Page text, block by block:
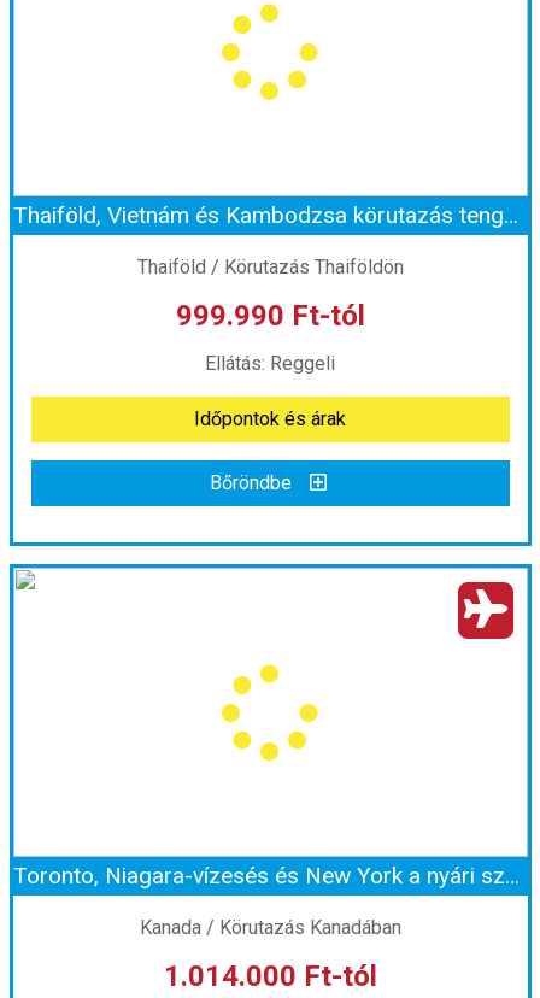
Körutazás Amerikában
Utazás módja:
Ellátás:
Reggeli
Szálláskategória:Program szerint
Szobatípus:
Időpont: 2026-09-06 | 9 éj
már 999.000 Ft-tól
Időpontok és árak
Bőröndbe
Thaiföld, Vietnám és Kambodzsa körutazás tengerparti pihenéssel
Thaiföld / Körutazás Thaiföldön
999.990 Ft-tól
Ellátás: Reggeli
Időpontok és árak
Bőröndbe
Thaiföld, Vietnám és Kambodzsa körutazás tengerparti pihenéssel
Körutazás Thaiföldön
Utazás módja:
Ellátás:
Reggeli
Szálláskategória:Program szerint
2 ágyas szoba
Időpont: 2027-04-01 | 12 éj Toronto, Niagara-vízesés és New York a nyári szünetben - magyar idegenvezetéssel
Kanada / Körutazás Kanadában
1.014.000 Ft-tól